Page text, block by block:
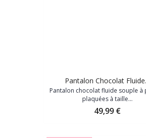
Pantalon Chocolat
Pantalon chocolat fluide souple à
plaquées à taille...
Prix
49,99 €